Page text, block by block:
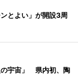
とよい」が開設3周
の宇宙」 県内初、陶